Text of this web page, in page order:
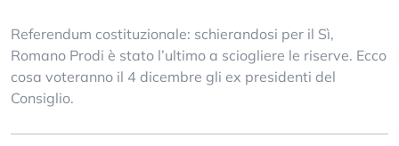
Referendum costituzionale: schierandosi per il Sì,
Romano Prodi è stato l’ultimo a sciogliere le riserve. Ecco
cosa voteranno il 4 dicembre gli ex presidenti del
Consiglio.